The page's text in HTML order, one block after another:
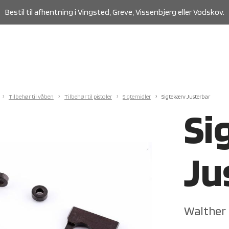
Bestil til afhentning i Vingsted, Greve, Vissenbjerg eller Vodskov.
Tilbehør til våben Tilbehør til pistoler Sigtemidler Sigtekærv Justerbar
Walther